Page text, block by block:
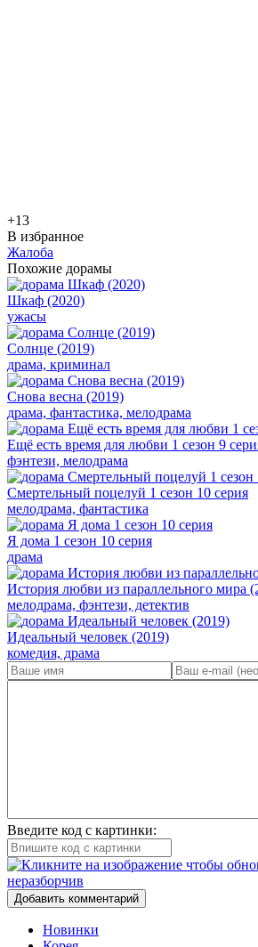
+13
В избранное
Жалоба
Похожие дорамы
Шкаф (2020)
ужасы
Солнце (2019)
драма, криминал
Снова весна (2019)
драма, фантастика, мелодрама
Ещё есть время для любви 1 сезон 9
фэнтези, мелодрама
Смертельный поцелуй 1 сезон 10 серия
мелодрама, фантастика
Я дома 1 сезон 10 серия
драма
История любви из параллельного мира
мелодрама, фэнтези, детектив
Идеальный человек (2019)
комедия, драма
Введите код с картинки:
Добавить комментарий
Новинки